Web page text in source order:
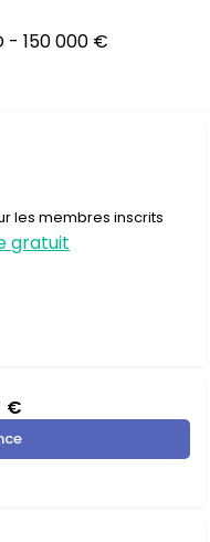
- 150 000 €
les membres inscrits
gratuit
€